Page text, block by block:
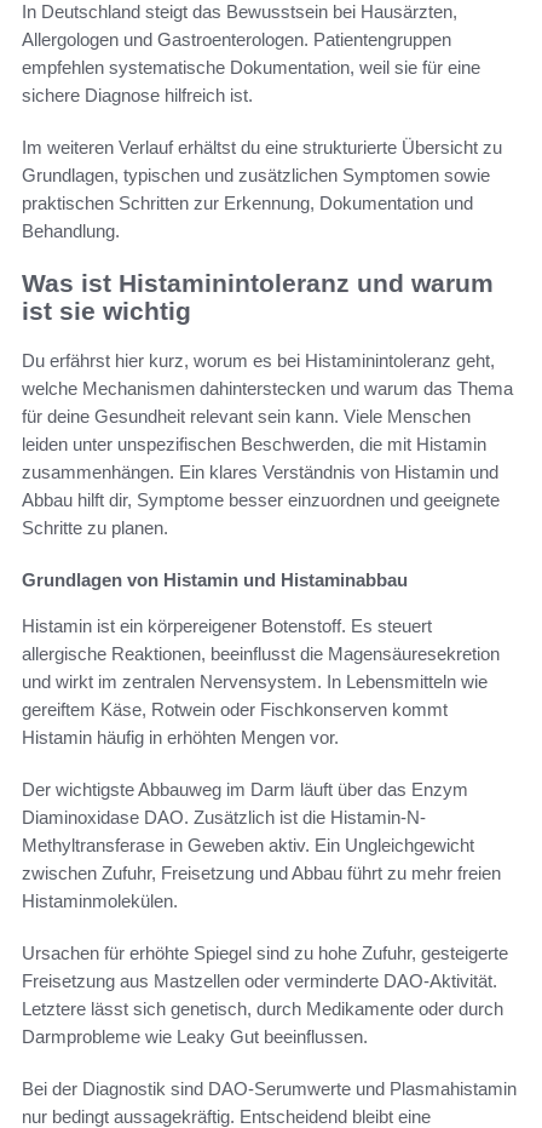
In Deutschland steigt das Bewusstsein bei Hausärzten,
Allergologen und Gastroenterologen. Patientengruppen
empfehlen systematische Dokumentation, weil sie für eine
sichere Diagnose hilfreich ist.
Im weiteren Verlauf erhältst du eine strukturierte Übersicht zu
Grundlagen, typischen und zusätzlichen Symptomen sowie
praktischen Schritten zur Erkennung, Dokumentation und
Behandlung.
Was ist Histaminintoleranz und warum
ist sie wichtig
Du erfährst hier kurz, worum es bei Histaminintoleranz geht,
welche Mechanismen dahinterstecken und warum das Thema
für deine Gesundheit relevant sein kann. Viele Menschen
leiden unter unspezifischen Beschwerden, die mit Histamin
zusammenhängen. Ein klares Verständnis von Histamin und
Abbau hilft dir, Symptome besser einzuordnen und geeignete
Schritte zu planen.
Grundlagen von Histamin und Histaminabbau
Histamin ist ein körpereigener Botenstoff. Es steuert
allergische Reaktionen, beeinflusst die Magensäuresekretion
und wirkt im zentralen Nervensystem. In Lebensmitteln wie
gereiftem Käse, Rotwein oder Fischkonserven kommt
Histamin häufig in erhöhten Mengen vor.
Der wichtigste Abbauweg im Darm läuft über das Enzym
Diaminoxidase DAO. Zusätzlich ist die Histamin-N-
Methyltransferase in Geweben aktiv. Ein Ungleichgewicht
zwischen Zufuhr, Freisetzung und Abbau führt zu mehr freien
Histaminmolekülen.
Ursachen für erhöhte Spiegel sind zu hohe Zufuhr, gesteigerte
Freisetzung aus Mastzellen oder verminderte DAO-Aktivität.
Letztere lässt sich genetisch, durch Medikamente oder durch
Darmprobleme wie Leaky Gut beeinflussen.
Bei der Diagnostik sind DAO-Serumwerte und Plasmahistamin
nur bedingt aussagekräftig. Entscheidend bleibt eine